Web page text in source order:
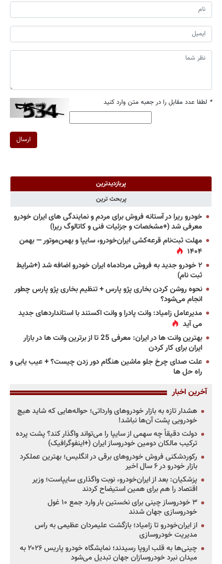
* لطفا عدد مقابل را در جعبه متن وارد کنید
ارسال
پربازدیدترین
پربحث ترین
خودرو ریرا در آستانه فروش برای مردم و نمایندگی های ایران خودرو
معرفی شد (+مشخصات و جزئیات فنی و کاتالوگ ریرا)
مهلت ثبت‌نام قرعه‌کشی ایران‌خودرو، سایپا و بهمن‌موتور — بهمن
۱۴۰۴
۲ خودرو جدید به فروش مردادماه ایران خودرو اضافه شد (+شرایط
ثبت نام)
نحوه روشن کردن بخاری پژو پارس + تنظیم بخاری پژو پارس چطور
انجام می‌شود؟
مدیرعامل زامیاد: وانت پادرا و وانت اکستند با استانداردهای جدید
می آید
بهترین وانت ها در ایران: معرفی 25 تا از برترین وانت ها در بازار
ایران برای کار کردن
علت صدای چرخ جلو ماشین هنگام دور زدن چیست؟ + عیب یابی و
راه حل ها
آخرین اخبار
هشدار تازه به بازار خودروهای وارداتی؛ حواله‌هایی که شاید هیچ
خودرویی پشت آن‌ها نباشد!
دولت دقیقاً چه سهمی از سایپا را می‌تواند واگذار کند؟ پشت پرده
ترکیب مالکان دومین خودروساز ایران (+اینفوگرافیک)
رکوردشکنی فروش خودروهای برقی در انگلیس؛ بهترین عملکرد
بازار خودرو در ۶ سال اخیر
پزشکیان: بعد از ایران‌خودرو، نوبت واگذاری سایپاست؛ وزیر
اقتصاد را هم برای همین استیضاح کردند
۳ خودروساز چینی برای نخستین بار وارد جمع ۱۰ غول
خودروسازی جهان شدند
از ایران‌خودرو تا زامیاد؛ بازگشت علیمردان عظیمی به راس
مدیریت خودروسازی
چینی‌ها به قلب اروپا رسیدند؛ نمایشگاه خودرو پاریس ۲۰۲۶ به
میدان نبرد خودروسازان جهان تبدیل می‌شود